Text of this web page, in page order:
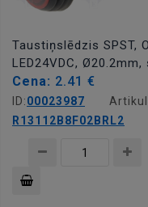
Taustiņslēdzis SPST,
LED24VDC,
Cena: 2.41 €
ID:00023987
R13112B8F02BRL2